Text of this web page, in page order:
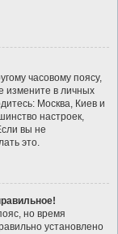
часовому поясу,
измените в личных
Москва, Киев и
настроек,
вы не
это.
но время
установлено